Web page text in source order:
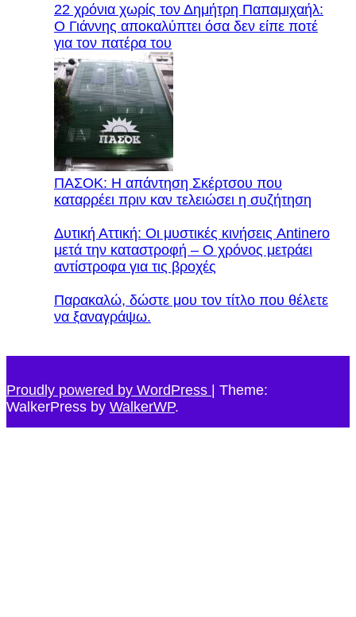
22 χρόνια χωρίς τον Δημήτρη Παπαμιχαήλ:
Ο Γιάννης αποκαλύπτει όσα δεν είπε ποτέ
για τον πατέρα του
ΠΑΣΟΚ: Η απάντηση Σκέρτσου που
καταρρέει πριν καν τελειώσει η συζήτηση
Δυτική Αττική: Οι μυστικές κινήσεις Antinero
μετά την καταστροφή – Ο χρόνος μετράει
αντίστροφα για τις βροχές
Παρακαλώ, δώστε μου τον τίτλο που θέλετε
να ξαναγράψω.
Proudly powered by WordPress | Theme:
WalkerPress by WalkerWP.